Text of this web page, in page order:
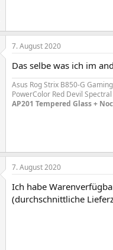
7. August 2020
Das selbe was ich im
Asus Rog Strix B850-G
PowerColor Red Devil
AP201 Tempered Glass +
7. August 2020
Ich habe
(durchschnittliche